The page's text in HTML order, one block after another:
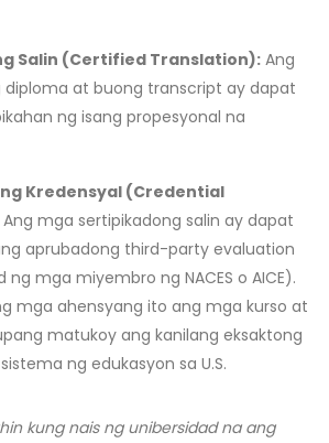
Salin (Certified Translation): Ang
diploma at buong transcript ay dapat
ng isang propesyonal na
Kredensyal (Credential
Ang mga sertipikadong salin ay dapat
aprubadong third-party evaluation
mga miyembro ng NACES o AICE).
mga ahensyang ito ang mga kurso at
matukoy ang kanilang eksaktong
ng edukasyon sa U.S.
kung nais ng unibersidad na ang